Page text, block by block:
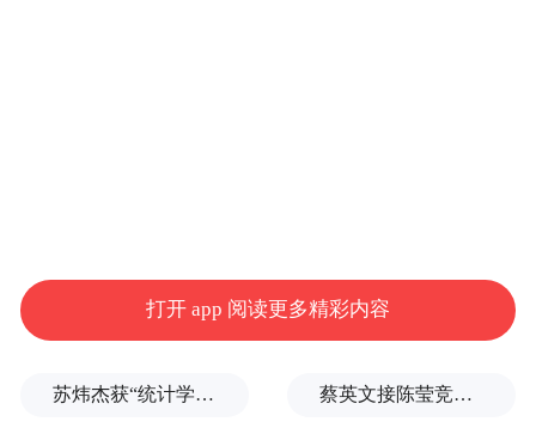
打开 app 阅读更多精彩内容
苏炜杰获“统计学界的诺贝尔奖”，又是北大数院07级 蔡英文接陈莹竞选总部主委？郭正亮爆玄机：她的谋划是陈其迈